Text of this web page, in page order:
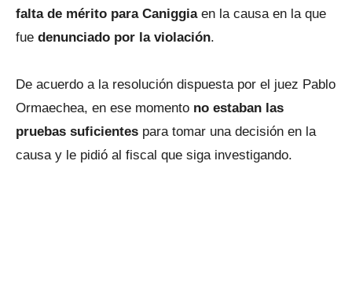
falta de mérito para Caniggia en la causa en la que
fue denunciado por la violación.
De acuerdo a la resolución dispuesta por el juez Pablo
Ormaechea, en ese momento no estaban las
pruebas suficientes para tomar una decisión en la
causa y le pidió al fiscal que siga investigando.